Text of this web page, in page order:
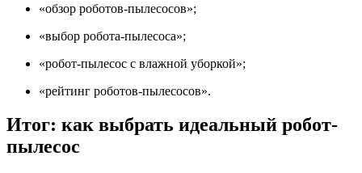
«обзор роботов-пылесосов»;
«выбор робота-пылесоса»;
«робот-пылесос с влажной уборкой»;
«рейтинг роботов-пылесосов».
Итог: как выбрать идеальный робот-
пылесос